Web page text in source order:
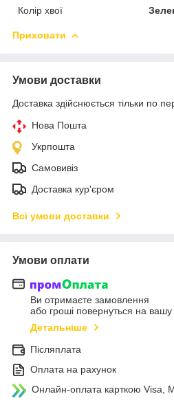
Колір хвої
Приховати
Умови доставки
Доставка здійснюється тільки по
Нова Пошта
Укрпошта
Самовивіз
Доставка кур'єром
Всі умови доставки
Умови оплати
Ви отримаєте замовлення
або гроші повернуться на вашу
Детальніше
Післяплата
Оплата на рахунок
Онлайн-оплата карткою Visa,